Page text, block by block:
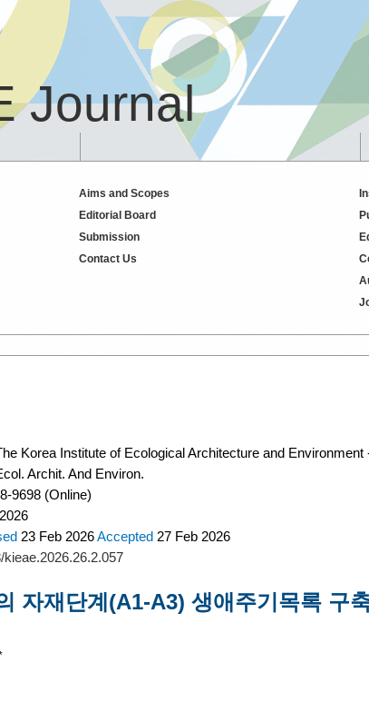
Journal
Aims and Scopes
Editorial Board
Submission
Contact Us
Korea Institute of Ecological Architecture and Environment
Archit. And Environ.
9698 (Online)
23 Feb 2026Accepted 27 Feb 2026
kieae.2026.26.2.057
자재단계(A1-A3) 생애주기목록 구